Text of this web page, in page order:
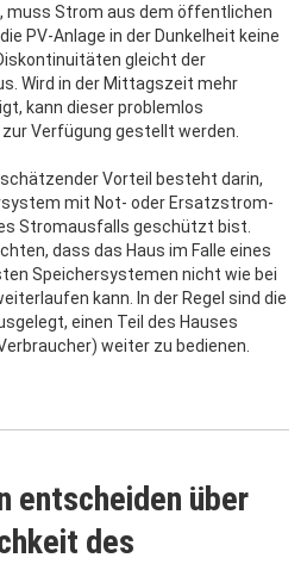
muss Strom aus dem öffentlichen
PV-Anlage in der Dunkelheit keine
gleicht der
Wird in der Mittagszeit mehr
kann dieser problemlos
Verfügung gestellt werden.
Vorteil besteht darin,
mit Not- oder Ersatzstrom-
Stromausfalls geschützt bist.
dass das Haus im Falle eines
Speichersystemen nicht wie bei
kann. In der Regel sind die
einen Teil des Hauses
weiter zu bedienen.
entscheiden über
des